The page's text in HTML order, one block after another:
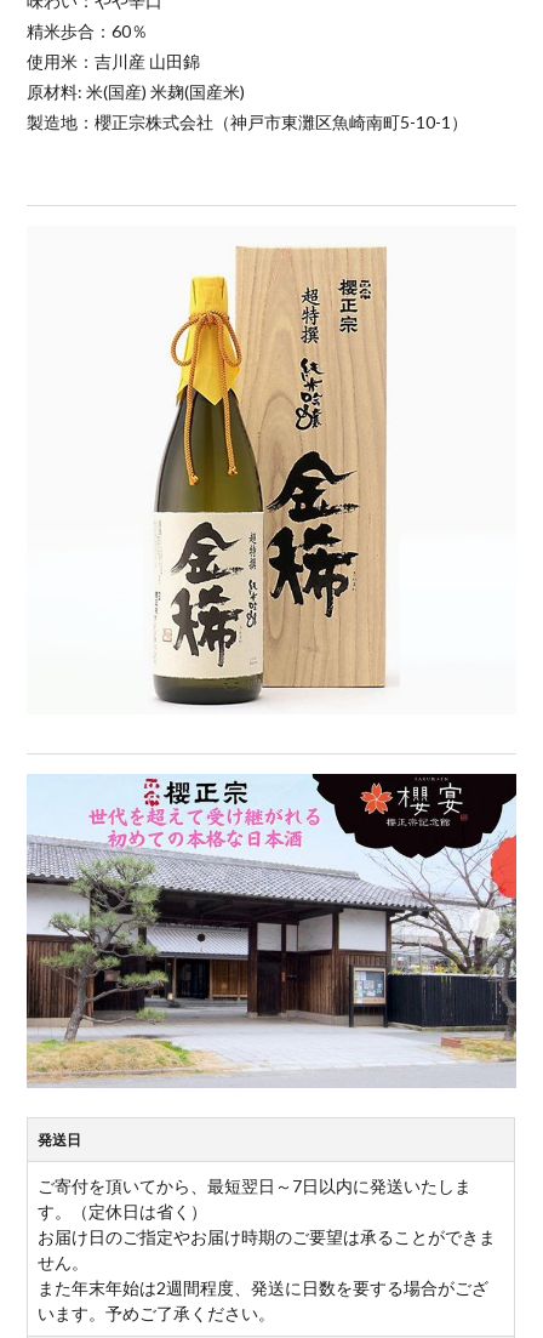
精米歩合：60％
使用米：吉川産 山田錦
原材料: 米(国産) 米麹(国産米)
製造地：櫻正宗株式会社（神戸市東灘区魚崎南町5-10-1）
発送日
ご寄付を頂いてから、最短翌日～7日以内に発送いたしま
す。（定休日は省く）
お届け日のご指定やお届け時期のご要望は承ることができま
せん。
また年末年始は2週間程度、発送に日数を要する場合がござ
います。予めご了承ください。